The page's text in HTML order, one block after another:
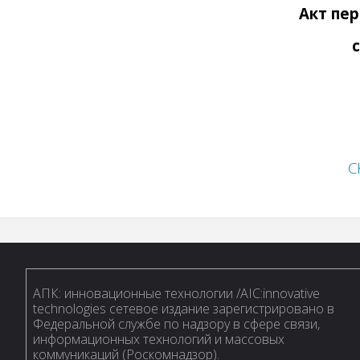
Акт
АПК: инновационные технологии /AIC:innovative
technologies сетевое издание зарегистрировано в
Федеральной службе по надзору в сфере связи,
информационных технологий и массовых
коммуникаций (Роскомнадзор).